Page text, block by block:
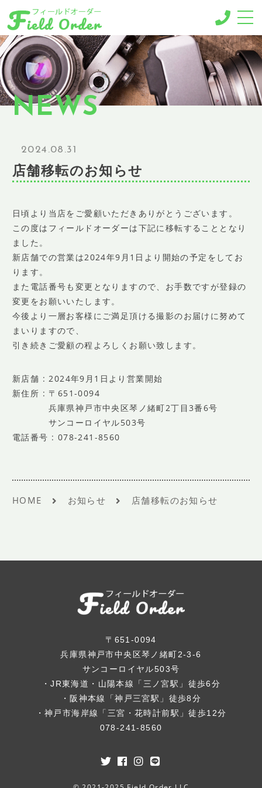
-MENU-
撮影メニュー
-BUSINESS MENU-
法人様向けメニュー
GALLERY
ギャラリー
ニュース
BLOG
CONCEPT
コンセプト
CONTACT
お問い合わせ
ご予約
アクセス
プライバシーポリシー
NEWS
2024.08.31
店舗移転のお知らせ
日頃より当店をご愛顧いただきありがとうございます。
この度はフィールドオーダーは下記に移転することとなり
ました。
新店舗での営業は2024年9月1日より開始の予定をしてお
ります。
また電話番号も変更となりますので、お手数ですが登録の
変更をお願いいたします。
今後より一層お客様にご満足頂ける撮影のお届けに努めて
まいりますので、
引き続きご愛顧の程よろしくお願い致します。
新店舗 : 2024年9月1日より営業開始
新住所 : 〒651-0094
兵庫県神戸市中央区琴ノ緒町2丁目3番6号
サンコーロイヤル503号
電話番号 : 078-241-8560
HOME お知らせ 店舗移転のお知らせ
〒651-0094
兵庫県神戸市中央区琴ノ緒町2-3-6
サンコーロイヤル503号
・JR東海道・山陽本線「三ノ宮駅」徒歩6分
・阪神本線「神戸三宮駅」徒歩8分
・神戸市海岸線「三宮・花時計前駅」徒歩12分
078-241-8560